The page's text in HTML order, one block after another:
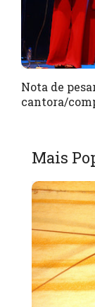
Nota de
cantora/
Mais